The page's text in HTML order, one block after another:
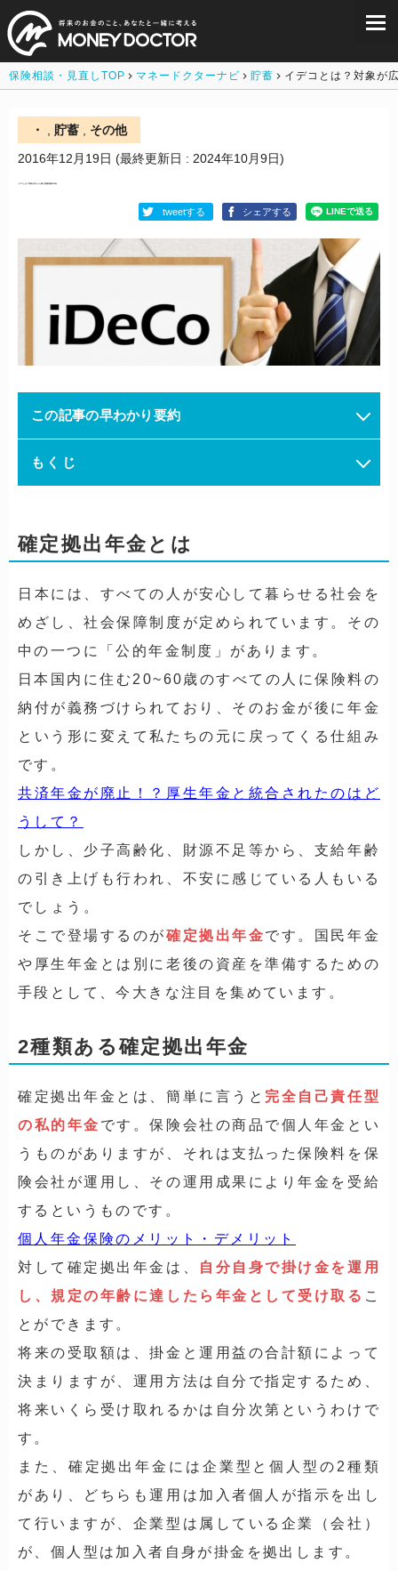
保険相談・見直しTOP マネードクターナビ 貯蓄 イデコとは？対象が
・ 貯蓄
その他
2016年12月19日 (最終更新日 : 2024年10月9日)
tweetする シェアする
この記事の早わかり要約
もくじ
確定拠出年金とは
日本には、すべての人が安心して暮らせる社会を
めざし、社会保障制度が定められています。その
中の一つに
「公的年金制度」 があります。
日本国内に住む20~60歳のすべての人に保険料の
納付が義務づけられており、そのお金が後に年金
という形に変えて私たちの元に戻ってくる仕組み
です。
共済年金が廃止！？厚生年金と統合されたのはど
うして？
しかし、少子高齢化、財源不足等から、支給年齢
の引き上げも行われ、不安に感じている人もいる
でしょう。
そこで登場するのが確定拠出年金です。国民年金
や厚生年金とは別に老後の資産を準備するための
手段として、今大きな注目を集めています。
2種類ある確定拠出年金
確定拠出年金とは、簡単に言うと 完全自己責任型
の私的年金 です。保険会社の商品で個人年金とい
うものがありますが、それは支払った保険料を保
険会社が運用し、その運用成果により年金を受給
するというものです。
個人年金保険のメリット・デメリット
対して確定拠出年金は、
自分自身で掛け金を運用
し、規定の年齢に達したら年金として受け取る こ
とができます。
将来の受取額は、掛金と運用益の合計額によって
決まりますが、運用方法は自分で指定するため、
将来いくら受け取れるかは自分次第というわけで
す。
また、確定拠出年金には企業型と個人型の2種類
があり、どちらも運用は加入者個人が指示を出し
て行いますが、企業型は属している企業（会社）
が、個人型は加入者自身が掛金を拠出します。